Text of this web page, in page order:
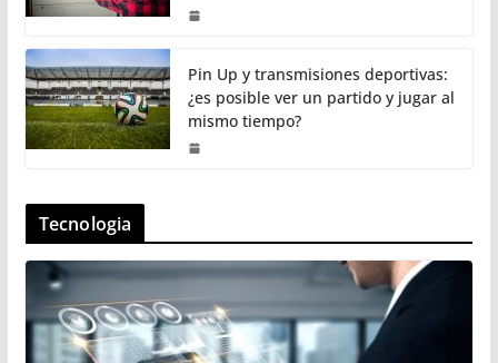
Pin Up y transmisiones deportivas:
¿es posible ver un partido y jugar al
mismo tiempo?
Tecnologia